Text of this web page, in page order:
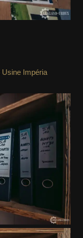
Usine Impéria